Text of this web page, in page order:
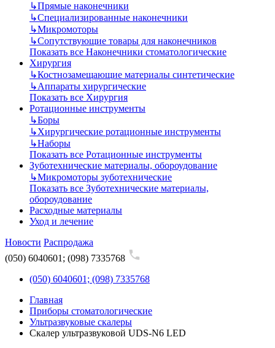
↳Прямые наконечники
↳Специализированные наконечники
↳Микромоторы
↳Сопутствующие товары для наконечников
Показать все Наконечники стоматологические
Хирургия
↳Костнозамещающие материалы синтетические
↳Аппараты хирургические
Показать все Хирургия
Ротационные инструменты
↳Боры
↳Хирургические ротационные инструменты
↳Наборы
Показать все Ротационные инструменты
Зуботехнические материалы, обороудование
↳Микромоторы зуботехнические
Показать все Зуботехнические материалы,
обороудование
Расходные материалы
Уход и лечение
Новости Распродажа
(050) 6040601; (098) 7335768
(050) 6040601; (098) 7335768
Главная
Приборы стоматологические
Ультразвуковые скалеры
Скалер ультразвуковой UDS-N6 LED